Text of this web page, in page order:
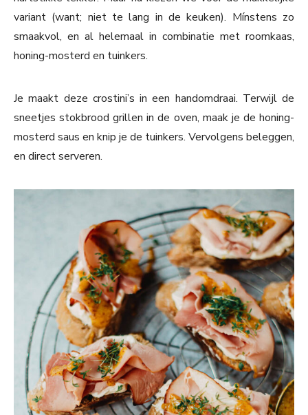
variant (want; niet te lang in de keuken). Mínstens zo
smaakvol, en al helemaal in combinatie met roomkaas,
honing-mosterd en tuinkers.
Je maakt deze crostini’s in een handomdraai. Terwijl de
sneetjes stokbrood grillen in de oven, maak je de honing-
mosterd saus en knip je de tuinkers. Vervolgens beleggen,
en direct serveren.